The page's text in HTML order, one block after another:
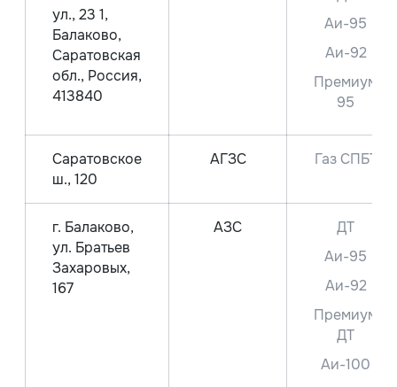
ул., 23 1,
Балаково,
Саратовская
обл., Россия,
413840
Аи-95
Аи-92
Премиум
95
Саратовское
ш., 120
АГЗС Газ СПБТ
г. Балаково,
ул. Братьев
Захаровых,
167
АЗС
ДТ
Аи-95
Аи-92
Премиум
ДТ
Аи-100